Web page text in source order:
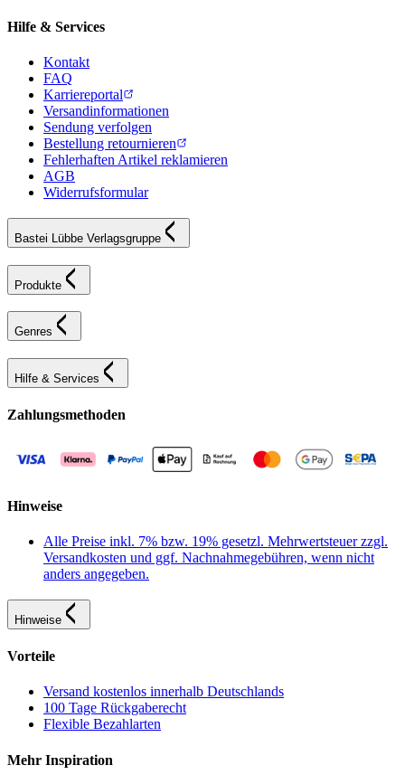
Hilfe & Services
Kontakt
FAQ
Karriereportal
Versandinformationen
Sendung verfolgen
Bestellung retournieren
Fehlerhaften Artikel reklamieren
AGB
Widerrufsformular
Bastei Lübbe Verlagsgruppe
Produkte
Genres
Hilfe & Services
Zahlungsmethoden
Hinweise
Alle Preise inkl. 7% bzw. 19% gesetzl. Mehrwertsteuer zzgl.
Versandkosten und ggf. Nachnahmegebühren, wenn nicht
anders angegeben.
Hinweise
Vorteile
Versand kostenlos innerhalb Deutschlands
100 Tage Rückgaberecht
Flexible Bezahlarten
Mehr Inspiration